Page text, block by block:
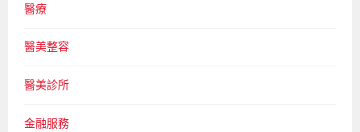
醫療
醫美整容
醫美診所
金融服務